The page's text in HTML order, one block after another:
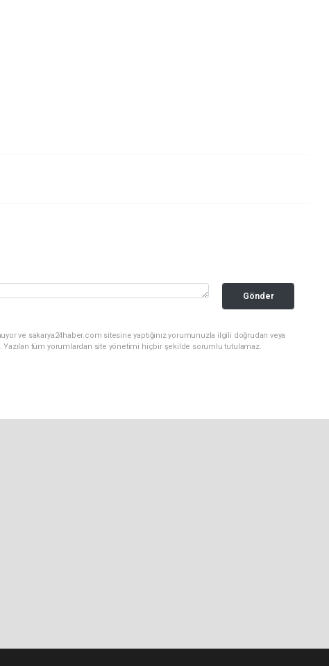
Gönder
ve sakarya24haber.com sitesine yaptığınız yorumunuzla ilgili doğrudan veya
Yazılan tüm yorumlardan site yönetimi hiçbir şekilde sorumlu tutulamaz.